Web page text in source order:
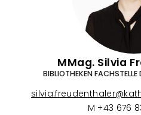
MMag. Silvia
BIBLIOTHEKEN FACHSTELLE
M +43 676